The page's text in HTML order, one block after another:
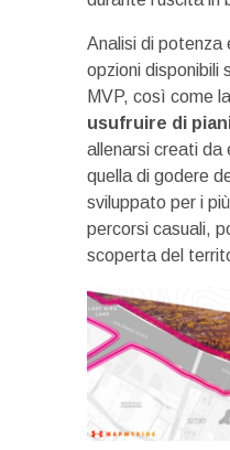
Analisi di potenza
opzioni disponibili
MVP, così come
usufruire di
allenarsi creati
quella di godere
sviluppato per i
percorsi casuali,
scoperta del